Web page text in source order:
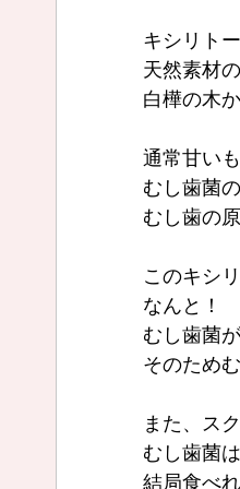
キシリト
天然素材
白樺の木
通常甘い
むし歯菌
むし歯の
このキシ
なんと！
むし歯菌
そのため
また、ス
むし歯菌
結局食べ